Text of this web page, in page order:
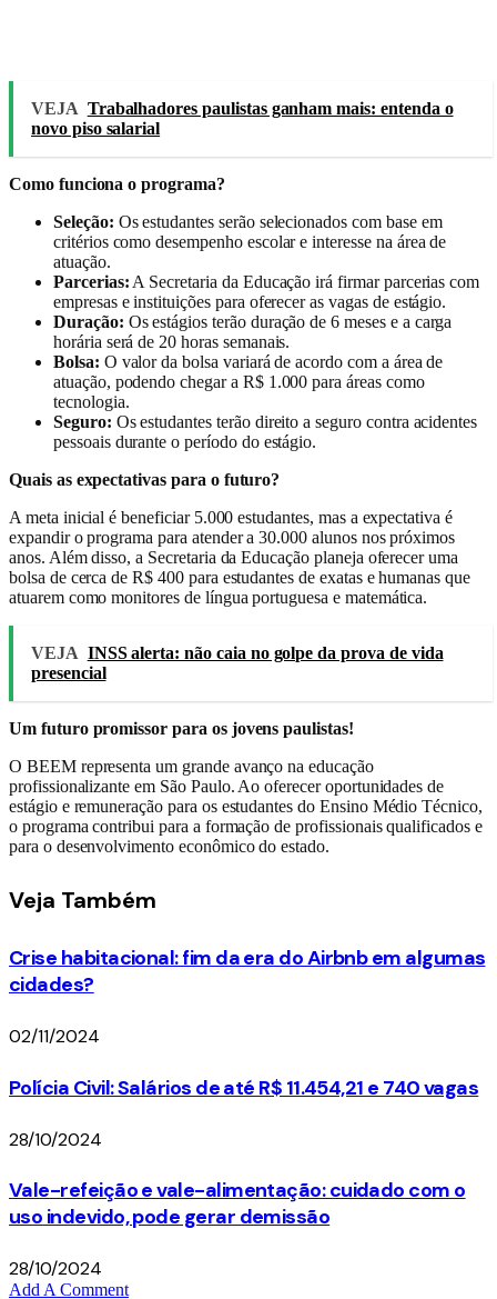
VEJA Trabalhadores paulistas ganham mais: entenda o
novo piso salarial
Como funciona o programa?
Seleção: Os estudantes serão selecionados com base em
critérios como desempenho escolar e interesse na área de
atuação.
Parcerias: A Secretaria da Educação irá firmar parcerias com
empresas e instituições para oferecer as vagas de estágio.
Duração: Os estágios terão duração de 6 meses e a carga
horária será de 20 horas semanais.
Bolsa: O valor da bolsa variará de acordo com a área de
atuação, podendo chegar a R$ 1.000 para áreas como
tecnologia.
Seguro: Os estudantes terão direito a seguro contra acidentes
pessoais durante o período do estágio.
Quais as expectativas para o futuro?
A meta inicial é beneficiar 5.000 estudantes, mas a expectativa é
expandir o programa para atender a 30.000 alunos nos próximos
anos. Além disso, a Secretaria da Educação planeja oferecer uma
bolsa de cerca de R$ 400 para estudantes de exatas e humanas que
atuarem como monitores de língua portuguesa e matemática.
VEJA INSS alerta: não caia no golpe da prova de vida
presencial
Um futuro promissor para os jovens paulistas!
O BEEM representa um grande avanço na educação
profissionalizante em São Paulo. Ao oferecer oportunidades de
estágio e remuneração para os estudantes do Ensino Médio Técnico,
o programa contribui para a formação de profissionais qualificados e
para o desenvolvimento econômico do estado.
Veja Também
Crise habitacional: fim da era do Airbnb em algumas
cidades?
02/11/2024
Polícia Civil: Salários de até R$ 11.454,21 e 740 vagas
28/10/2024
Vale-refeição e vale-alimentação: cuidado com o
uso indevido, pode gerar demissão
28/10/2024
Add A Comment